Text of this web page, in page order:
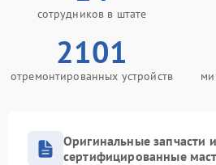
сотрудников в штате
2101
отремонтированных устройств
Оригинальные запчасти и
сертифицированные